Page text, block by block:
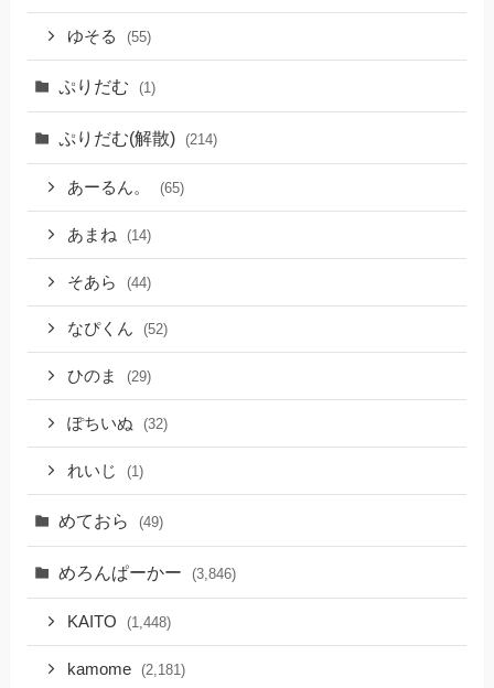
ゆそる (55)
ぷりだむ (1)
ぷりだむ(解散) (214)
あーるん。 (65)
あまね (14)
そあら (44)
なぴくん (52)
ひのま (29)
ぽちいぬ (32)
れいじ (1)
めておら (49)
めろんぱーかー (3,846)
KAITO (1,448)
kamome (2,181)